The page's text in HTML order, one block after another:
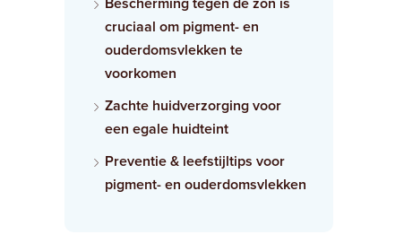
cruciaal om pigment- en
ouderdomsvlekken te
voorkomen
Zachte huidverzorging voor
een egale huidteint
Preventie & leefstijltips voor
pigment- en ouderdomsvlekken